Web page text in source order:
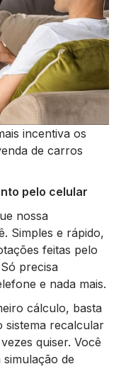
incentiva os
de carros
pelo celular
nossa
Simples e rápido,
feitas pelo
precisa
e nada mais.
cálculo, basta
sistema recalcular
quiser. Você
de